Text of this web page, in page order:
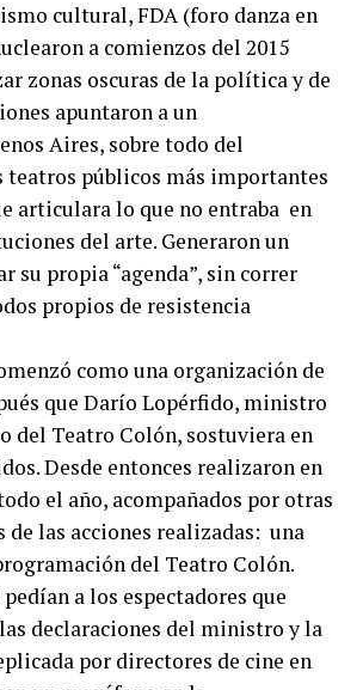
cultural, FDA (foro danza en
a comienzos del 2015
zonas oscuras de la política y de
apuntaron a un
Aires, sobre todo del
teatros públicos más importantes
articulara lo que no entraba en
del arte. Generaron un
su propia “agenda”, sin correr
propios de resistencia
como una organización de
que Darío Lopérfido, ministro
del Teatro Colón, sostuviera en
Desde entonces realizaron en
el año, acompañados por otras
las acciones realizadas: una
del Teatro Colón.
a los espectadores que
declaraciones del ministro y la
por directores de cine en